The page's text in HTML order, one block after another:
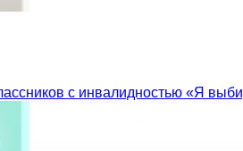
с инвалидностью «Я